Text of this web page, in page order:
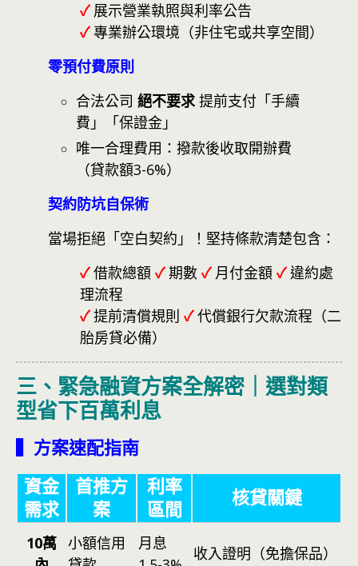
✓展示營業執照與利率公告
✓專業辦公環境（非住宅或共享空間）
零預付費原則
合法公司 絕不要求提前支付「手續
費」「保證金」
唯一合理費用：撥款後收取開辦費
（貸款額3-6%）
契約防坑自保術
當場拒絕「空白契約」！堅持條款清楚包含：
✓借款總額 ✓期數 ✓月付金額 ✓違約處
理流程
✓提前清償規則 ✓代償銀行欠款流程（二
胎房貸必備）
三、緊急融資方案全解密｜選對類
型省下百萬利息
▍方案速配指南
資金
需求
首推方
案
利率
區間
核貸關鍵
10萬 小額信用
月息
收入證明（免擔保品）